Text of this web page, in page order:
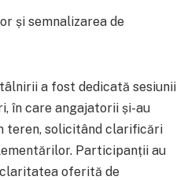
și semnalizarea de
a fost dedicată sesiunii
în care angajatorii și-au
teren, solicitând clarificări
Participanții au
oferită de